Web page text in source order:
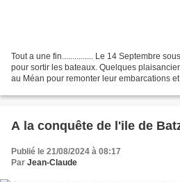
Tout a une fin............... Le 14 Septembre
pour sortir les bateaux. Quelques
au Méan pour remonter leur embarcations
A la conquête de l'ile de
Publié le 21/08/2024 à 08:17
Par Jean-Claude